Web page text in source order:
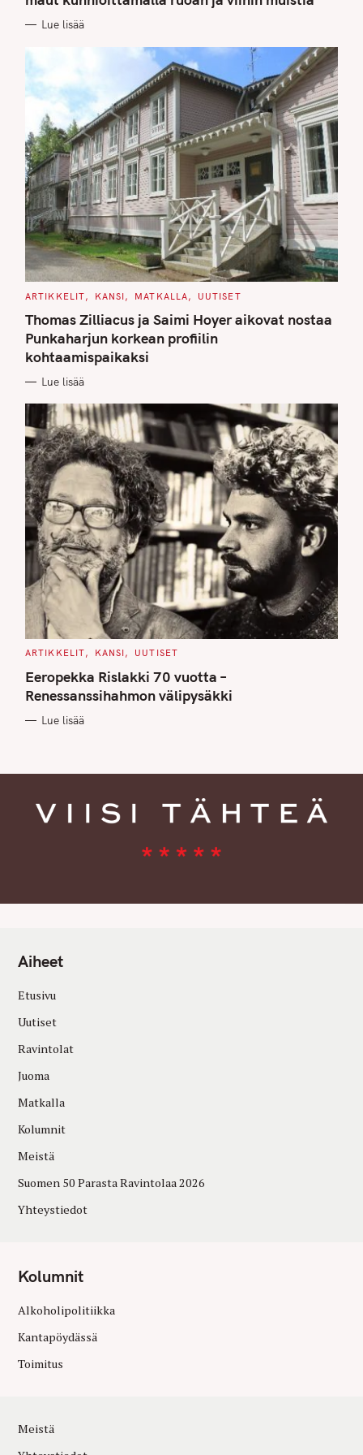
O
I
Lue lisää
C
T
E
G
O
R
I
S
ARTIKKELIT KANSI MATKALLA UUTISET
Thomas Zilliacus ja Saimi Hoyer aikovat nostaa
Punkaharjun korkean profiilin
kohtaamispaikaksi
Lue lisää
C
T
E
G
O
I
ARTIKKELIT KANSI UUTISET
Eeropekka Rislakki 70 vuotta –
Renessanssihahmon välipysäkki
Lue lisää
Aiheet
Etusivu
Uutiset
Ravintolat
Juoma
Matkalla
Kolumnit
Meistä
Suomen 50 Parasta Ravintolaa 2026
Yhteystiedot
Kolumnit
Alkoholipolitiikka
Kantapöydässä
Toimitus
Meistä